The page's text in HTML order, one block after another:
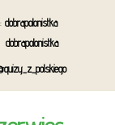
dobrapolonistka
dobrapolonistka